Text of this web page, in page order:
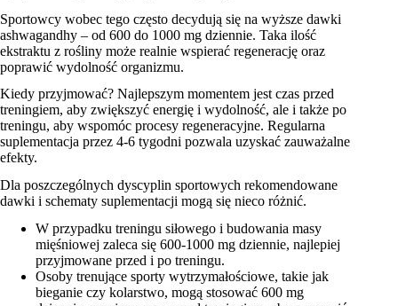
Sportowcy wobec tego często decydują się na wyższe dawki
ashwagandhy – od 600 do 1000 mg dziennie. Taka ilość
ekstraktu z rośliny może realnie wspierać regenerację oraz
poprawić wydolność organizmu.
Kiedy przyjmować? Najlepszym momentem jest czas przed
treningiem, aby zwiększyć energię i wydolność, ale i także po
treningu, aby wspomóc procesy regeneracyjne. Regularna
suplementacja przez 4-6 tygodni pozwala uzyskać zauważalne
efekty.
Dla poszczególnych dyscyplin sportowych rekomendowane
dawki i schematy suplementacji mogą się nieco różnić.
W przypadku treningu siłowego i budowania masy
mięśniowej zaleca się 600-1000 mg dziennie, najlepiej
przyjmowane przed i po treningu.
Osoby trenujące sporty wytrzymałościowe, takie jak
bieganie czy kolarstwo, mogą stosować 600 mg